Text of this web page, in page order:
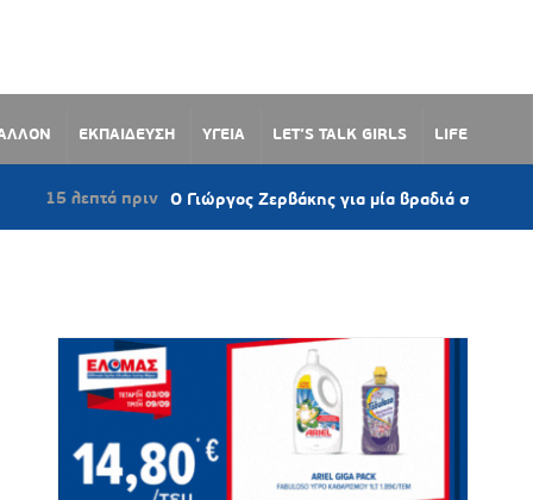
ΕΚΠΑΙΔΕΥΣΗ ΥΓΕΙΑ LET’S TALK GIRLS LIFE
Ο Γιώργος Ζερβάκης για μία βραδιά στο Γαλανάδο Νάξου